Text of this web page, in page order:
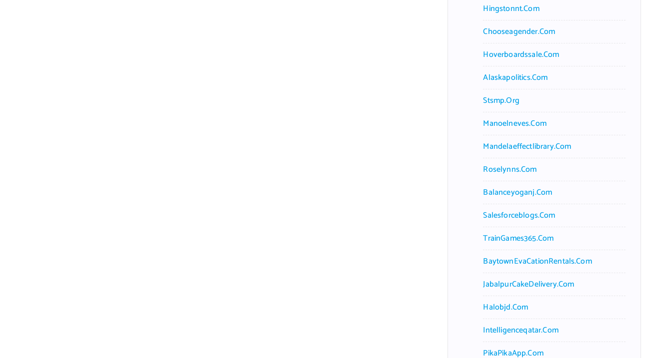
Hingstonnt.com
Chooseagender.com
Hoverboardssale.com
Alaskapolitics.com
Stsmp.org
Manoelneves.com
Mandelaeffectlibrary.com
Roselynns.com
Balanceyoganj.com
Salesforceblogs.com
TrainGames365.com
BaytownEvaCationRentals.com
JabalpurCakeDelivery.com
Halobjd.com
Intelligenceqatar.com
PikaPikaApp.com